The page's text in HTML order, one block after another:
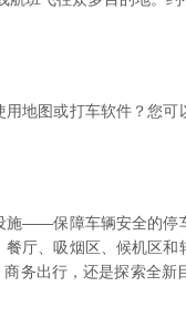
地图或打车软件？您
施——保障车辆安全的
厅、吸烟区、候机区
出行，还是探索全新